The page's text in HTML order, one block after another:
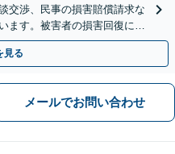
交渉、民事の損害賠償請求な
ます。被害者の損害回復に向
休日面談可】
見る
メールでお問い合わせ